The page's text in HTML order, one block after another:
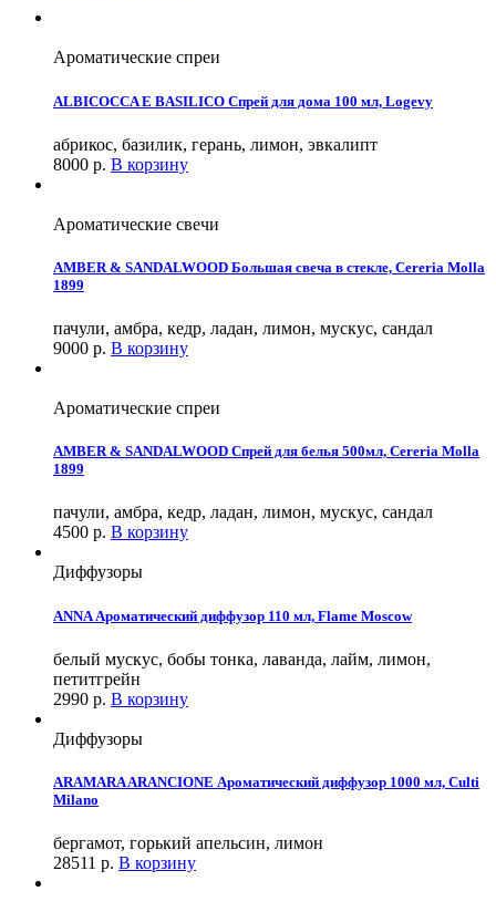
Ароматические спреи
ALBICOCCA E BASILICO Спрей для дома 100 мл, Logevy
абрикос, базилик, герань, лимон, эвкалипт
8000 р. В корзину
Ароматические свечи
AMBER & SANDALWOOD Большая свеча в стекле, Cereria Molla
1899
пачули, амбра, кедр, ладан, лимон, мускус, сандал
9000 р. В корзину
Ароматические спреи
AMBER & SANDALWOOD Спрей для белья 500мл, Cereria Molla
1899
пачули, амбра, кедр, ладан, лимон, мускус, сандал
4500 р. В корзину
Диффузоры
ANNA Ароматический диффузор 110 мл, Flame Moscow
белый мускус, бобы тонка, лаванда, лайм, лимон,
петитгрейн
2990 р. В корзину
Диффузоры
ARAMARA ARANCIONE Ароматический диффузор 1000 мл, Culti
Milano
бергамот, горький апельсин, лимон
28511 р. В корзину